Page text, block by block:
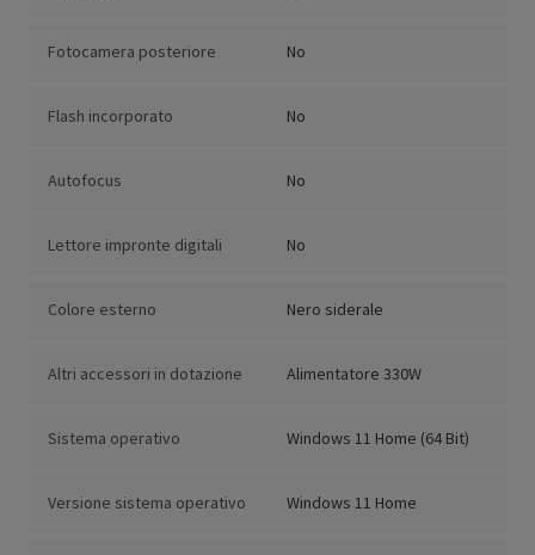
Fotocamera posteriore No
Flash incorporato No
Autofocus No
Lettore impronte digitali No
Colore esterno Nero siderale
Altri accessori in dotazione Alimentatore 330W
Sistema operativo Windows 11 Home (64 Bit)
Versione sistema operativo Windows 11 Home